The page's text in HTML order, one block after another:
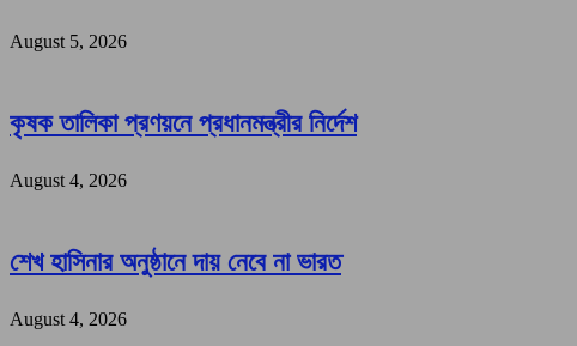
August 5, 2026
কৃষক তালিকা প্রণয়নে প্রধানমন্ত্রীর নির্দেশ
August 4, 2026
শেখ হাসিনার অনুষ্ঠানে দায় নেবে না ভারত
August 4, 2026